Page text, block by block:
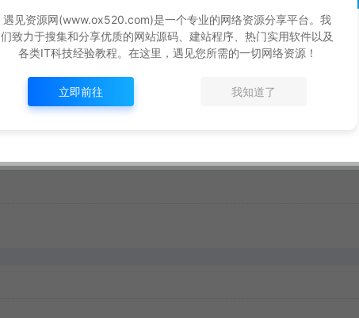
生成海报 复制本文链接
下一篇：
遇见资源网(www.ox520.com)是一个专业的网络资源分享平台。我
们致力于搜集和分享优质的网站源码、建站程序、热门实用软件以及
各类IT科技经验教程。在这里，遇见您所需的一切网络资源！
立即前往 我知道了